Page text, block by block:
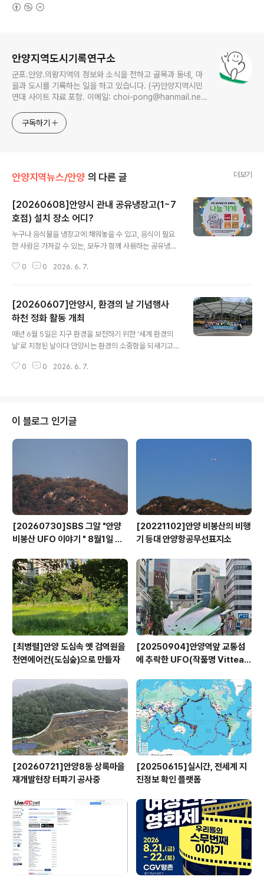
안양지역도시기록연구소
군포.안양.의왕지역의 정보와 소식을 전하고 골목과 동네, 마
을과 도시를 기록하는 일을 하고 있습니다. (구)안양지역시민
연대 사이트 자료 포함. 이메일: choi-pong@hanmail.net
구독하기
안양지역뉴스/안양 의 다른 글 더보기
[20260608]안양시 관내 공유냉장고(1~7
호점) 설치 장소 어디?
누구나 음식물을 냉장고에 채워놓을 수 있고, 음식이 필요
한 사람은 가져갈 수 있는, 모두가 함께 사용하는 공유냉장
동체를 복원하는 ‘사랑·나눔·공유 프로젝트’이며 음식물 쓰
자들이 직집 조리한 빈찬을 비롯 채소 등 식자재, 과일 빵,
떡 등이 대부분이며 유통기한 잔여 일이 3일 이상 남은 식
품만 공유할 수 있다. 안양시 공유냉장고 위치는 다음과 같
다. 1호점 박달1동 안민교회(안양시 만안구 양화로 105번
안구 흥안대로 507번길 23)3호점 안양1동 유쾌한공동체
0 0 2026. 6. 7.
[20260607]안양시, 환경의 날 기념행사
하천 정화 활동 개최
매년 6월 5일은 지구 환경을 보전하기 위한 ‘세계 환경의
날’로 지정된 날이다 안양시는 환경의 소중함을 되새기고
난 5일 오전 9시30분 안양천 쌍개울 문화광장에서 최대호
운데 진행했다. 최대호 안양시장은 기념식 인사말에서 “심
각한 환경 위기를 극복하기 위해서는 일상 속 작은 실천과
모두의 협력이 필수적”이라며 “앞으로도 생태하천 보전과
‘환경보전 공동실천 선언’을 통해 “기..
0 0 2026. 6. 7.
이 블로그 인기글
[20260730]SBS 그알 "안양
비봉산 UFO 이야기 " 8월1일 방
[20221102]안양 비봉산의 비행
기 등대 안양항공무선표지소
[최병렬]안양 도심속 옛 검역원을
천연에어컨(도심숲)으로 만들자
[20250904]안양역앞 교통섬
에 추락한 UFO(작품명 Vitteau
[20260721]안양8동 상록마을
재개발현장 터파기 공사중
[20250615]실시간, 전세계 지
진정보 확인 플랫폼